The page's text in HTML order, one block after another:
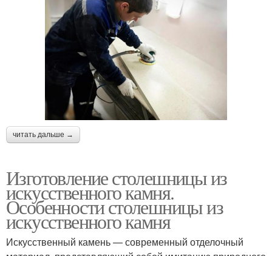
читать дальше →
Изготовление столешницы из
искусственного камня.
Особенности столешницы из
искусственного камня
Искусственный камень — современный отделочный